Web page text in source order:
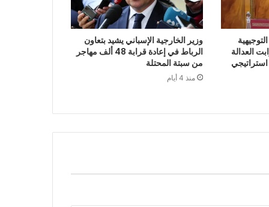
2027 أن ثوابت العدالة
استراتيجي
وزير الخارجية الإسباني يشيد بتعاون
الرباط في إعادة قرابة 48 ألف مهاجر
من سبتة المحتلة
منذ 4 أيام